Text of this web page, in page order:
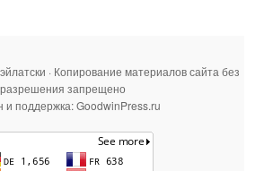
· Копирование материалов сайта без
разрешения запрещено
и поддержка: GoodwinPress.ru